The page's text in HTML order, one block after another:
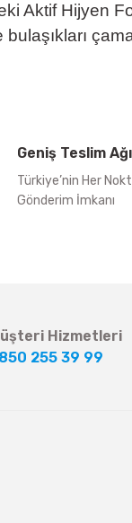
Aktif Hijyen
Geniş Teslim Ağı
Türkiye’nin Her
Gönderim İmkanı
Hizmetleri
255 39 99